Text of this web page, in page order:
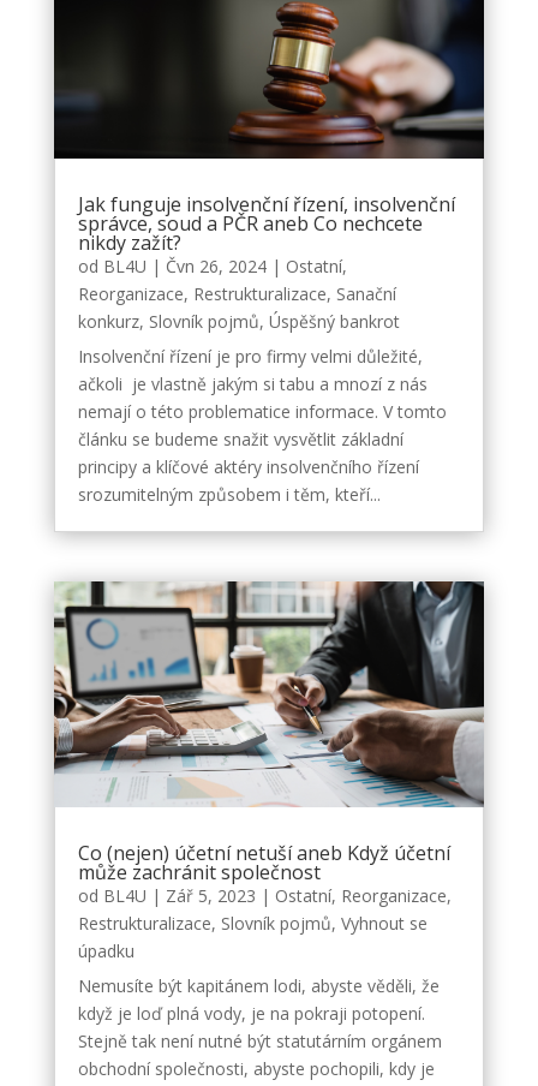
Jak funguje insolvenční řízení, insolvenční
správce, soud a PČR aneb Co nechcete
nikdy zažít?
od BL4U | Čvn 26, 2024| Ostatní,
Reorganizace, Restrukturalizace, Sanační
konkurz, Slovník pojmů, Úspěšný bankrot
Insolvenční řízení je pro firmy velmi důležité,
ačkoli je vlastně jakým si tabu a mnozí z nás
nemají o této problematice informace. V tomto
článku se budeme snažit vysvětlit základní
principy a klíčové aktéry insolvenčního řízení
srozumitelným způsobem i těm, kteří...
Co (nejen) účetní netuší aneb Když účetní
může zachránit společnost
od BL4U | Zář 5, 2023 | Ostatní, Reorganizace,
Restrukturalizace, Slovník pojmů, Vyhnout se
úpadku
Nemusíte být kapitánem lodi, abyste věděli, že
když je loď plná vody, je na pokraji potopení.
Stejně tak není nutné být statutárním orgánem
obchodní společnosti, abyste pochopili, kdy je